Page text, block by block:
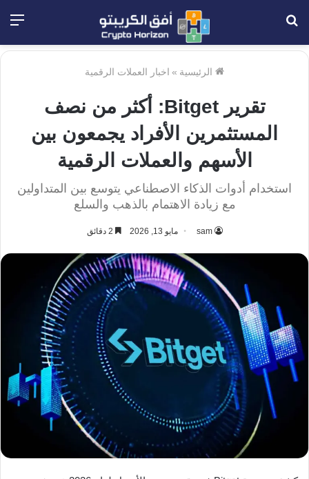
الرئيسية » اخبار العملات الرقمية
تقرير Bitget: أكثر من نصف
المستثمرين الأفراد يجمعون بين
الأسهم والعملات الرقمية
استخدام أدوات الذكاء الاصطناعي يتوسع بين المتداولين
مع زيادة الاهتمام بالذهب والسلع
sam مايو 13, 2026